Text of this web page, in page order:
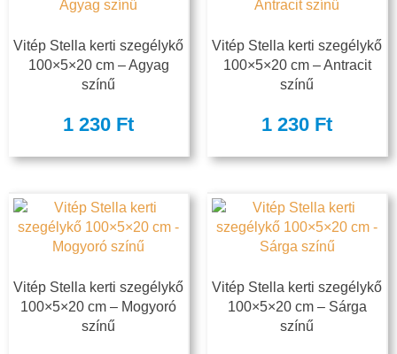
Vitép Stella kerti szegélykő
100×5×20 cm – Agyag
színű
1 230 Ft
Vitép Stella kerti szegélykő
100×5×20 cm – Antracit
színű
1 230 Ft
Vitép Stella kerti szegélykő
100×5×20 cm – Mogyoró
színű
Vitép Stella kerti szegélykő
100×5×20 cm – Sárga
színű